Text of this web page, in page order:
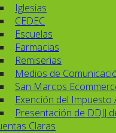
Iglesias
CEDEC
Escuelas
Farmacias
Remiserias
Medios de
San Marcos
Exención del
Presentación de DDJJ
Claras